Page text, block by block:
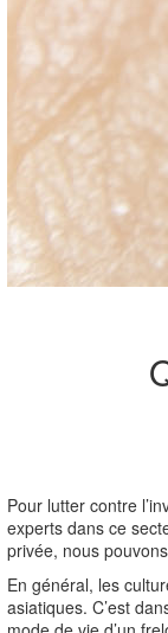
Pour lutter contre
experts dans ce
privée, nous
En général, les
asiatiques. C’est